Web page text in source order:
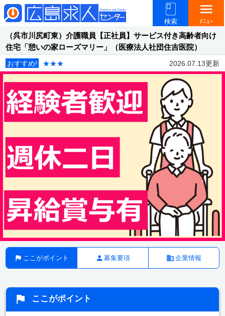
検索
menu
ﾒﾆｭｰ
（呉市川尻町東）介護職員【正社員】サービス付き高齢者向け
住宅「憩いの家ローズマリー」（医療法人社団住吉医院）
おすすめ! ★★★ 2026.07.13更新
ここがポイント 募集要項 企業情報
ここがポイント